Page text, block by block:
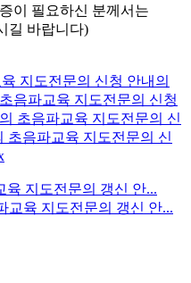
이 필요하신 분께서는
길 바랍니다)
지도전문의 신청 안내의
음파교육 지도전문의 신청
초음파교육 지도전문의 신
초음파교육 지도전문의 신
육 지도전문의 갱신 안...
육 지도전문의 갱신 안...